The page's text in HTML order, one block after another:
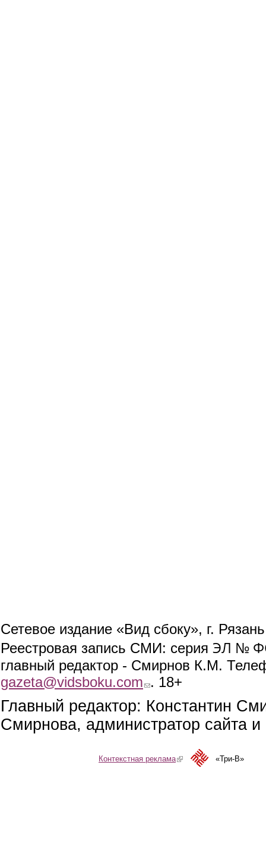
Сетевое издание «Вид сбоку», г.
Реестровая запись СМИ: серия ЭЛ №
главный редактор - Смирнов К.М.
gazeta@vidsboku.com (link sends e-mail)
. 18+
Главный редактор: Константин
Смирнова, администратор сайта
Контекстная реклама(link is external)«Три-В»